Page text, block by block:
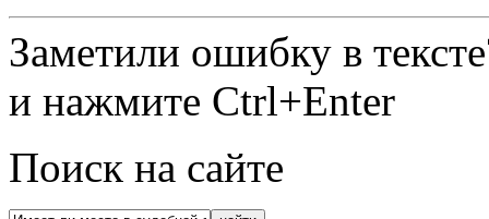
Заметили ошибку в
и нажмите Ctrl+Enter
Поиск на сайте